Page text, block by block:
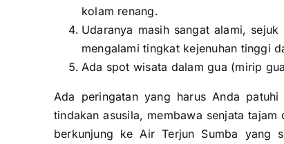
kolam renang.
Udaranya masih sangat alami,
mengalami tingkat kejenuhan tinggi
Ada spot wisata dalam gua (mirip
Ada peringatan yang harus Anda
tindakan asusila, membawa senjata
berkunjung ke Air Terjun Sumba yang